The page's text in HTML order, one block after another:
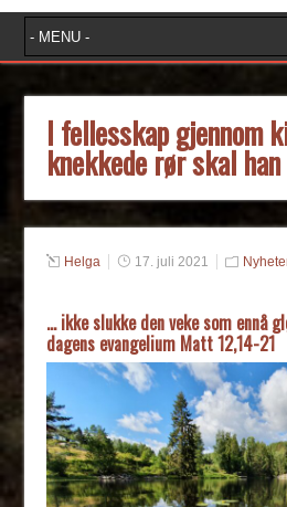
I fellesskap gjennom
knekkede rør skal
Helga 17. juli 2021
… ikke slukke den veke som ennå
dagens evangelium Matt 12,14-21